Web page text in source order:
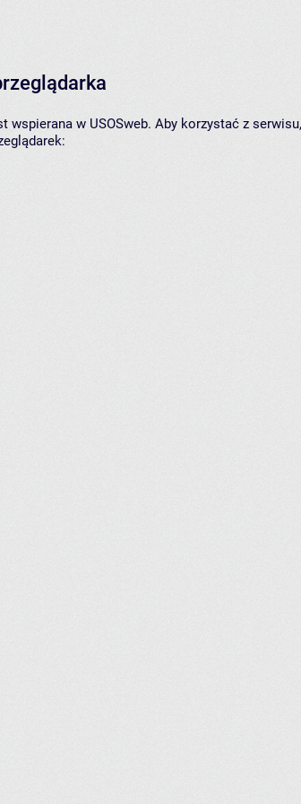
wspierana w USOSweb. Aby korzystać z